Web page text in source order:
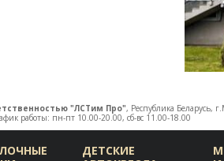
"ЛСТим Про", Республика Беларусь,
работы: пн-пт 10.00-20.00, сб-вс 11.00-18.00
ДЕТСКИЕ